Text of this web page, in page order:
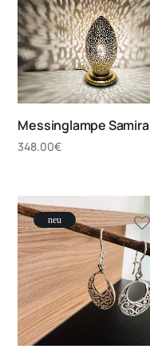
Messinglampe Samira
348.00€
neu